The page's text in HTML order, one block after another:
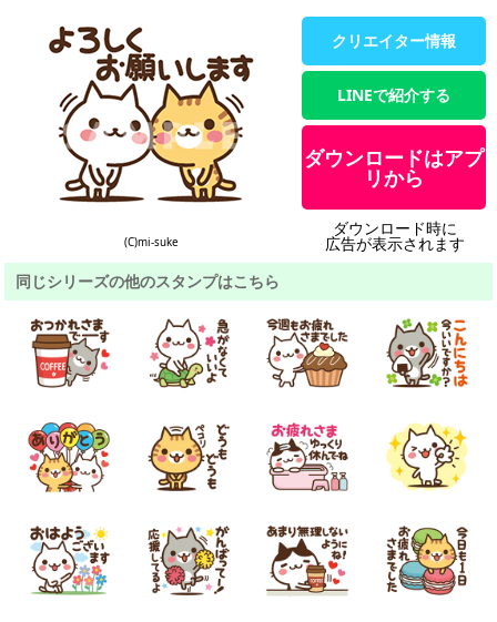
(C)mi-suke
クリエイター情報
LINEで紹介する
ダウンロードはアプ
リから
ダウンロード時に
広告が表示されます
同じシリーズの他のスタンプはこちら